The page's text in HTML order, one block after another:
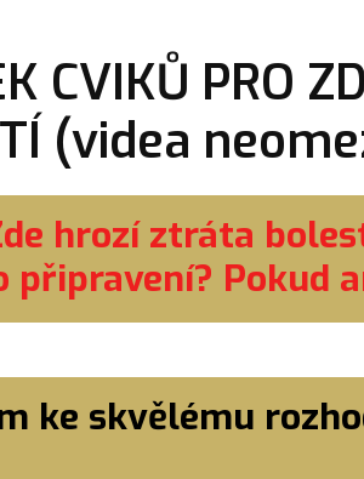
CVIKŮ PRO
(videa
hrozí ztráta
připravení? Pokud
ke skvělému